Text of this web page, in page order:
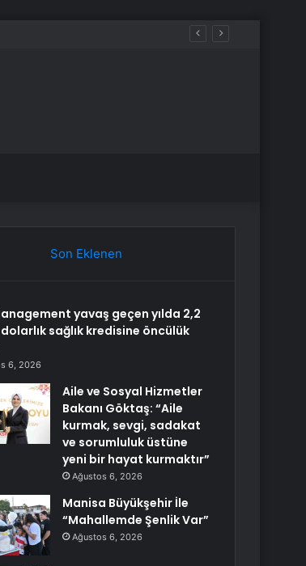
bir hayat kurmaktır”
Son Eklenen
yavaş geçen yılda 2,2
sağlık kredisine öncülük
6, 2026
Aile ve Sosyal Hizmetler
Bakanı Göktaş: “Aile
kurmak, sevgi, sadakat
ve sorumluluk üstüne
yeni bir hayat kurmaktır”
Ağustos 6, 2026
Manisa Büyükşehir İle
“Mahallemde Şenlik Var”
Ağustos 6, 2026